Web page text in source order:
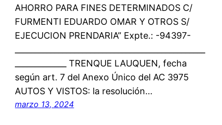
AHORRO PARA FINES DETERMINADOS C/
FURMENTI EDUARDO OMAR Y OTROS S/
EJECUCION PRENDARIA” Expte.: -94397-
_____________ TRENQUE LAUQUEN, fecha
según art. 7 del Anexo Único del AC 3975
AUTOS Y VISTOS: la resolución…
marzo 13, 2024